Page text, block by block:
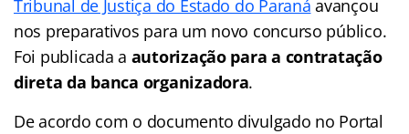
Tribunal de Justiça do Estado do Paraná avançou
nos preparativos para um novo concurso público.
Foi publicada a autorização para a contratação
direta da banca organizadora.
De acordo com o documento divulgado no Portal